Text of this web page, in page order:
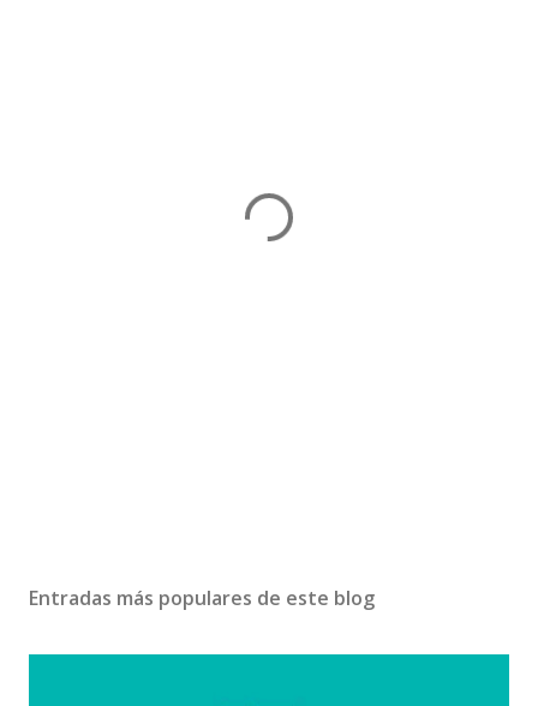
Entradas más populares de este blog